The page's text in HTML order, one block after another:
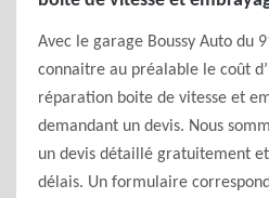
Avec le garage Boussy Auto du
connaitre au préalable le coût
réparation boite de vitesse et
demandant un devis. Nous
un devis détaillé gratuitement
délais. Un formulaire